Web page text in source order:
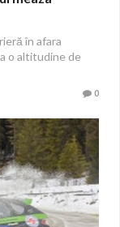
în afara
o altitudine de
0